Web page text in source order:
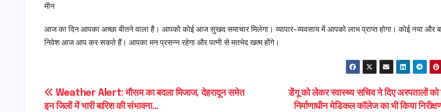
मीन
आज का दिन आपका अच्छा बीतने वाला है। आपको कोई आज सुखद समाचार मिलेगा। व्यापार-व्यवसाय में आपको लाभ प्राप्त होगा। कोई नया और
निवेश आज आप कर सकते हैं। आपका मन प्रसन्न रहेगा और पत्नी से मतभेद खत्म होंगे।
Post
डेंगू को लेकर स्वास्थ्य सचिव ने दिए अस्पतालों को
निर्माणाधीन मेडिकल कॉलेज का भी किया
Weather Alert: मौसम का बदला मिजाज, देहरादून समेत
इन जिलों में भारी बारिश की संभावना…